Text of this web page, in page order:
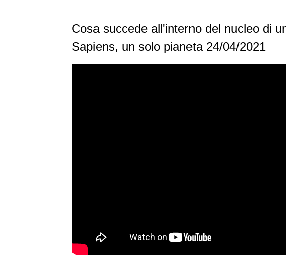
Cosa succede all'interno del nucleo di
Sapiens, un solo pianeta 24/04/2021